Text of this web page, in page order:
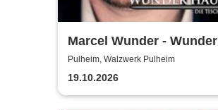
Marcel Wunder - Wunder
Hautnah Tischmagieshow
Zaubershow
Pulheim, Walzwerk Pulheim
19.10.2026